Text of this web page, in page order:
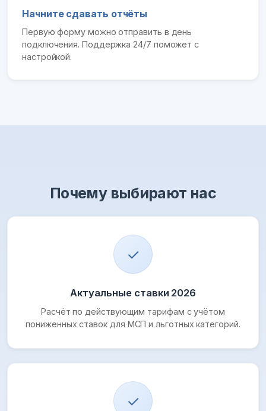
Начните сдавать отчёты
Первую форму можно отправить в день
подключения. Поддержка 24/7 поможет с
настройкой.
Почему выбирают нас
✓
Актуальные ставки 2026
Расчёт по действующим тарифам с учётом
пониженных ставок для МСП и льготных категорий.
✓